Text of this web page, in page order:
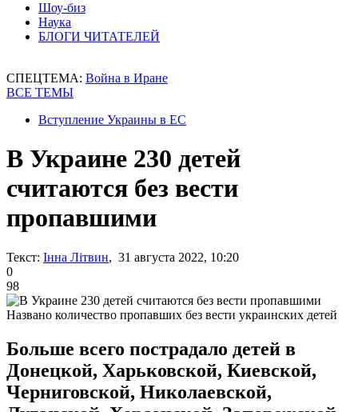
Шоу-биз
Наука
БЛОГИ ЧИТАТЕЛЕЙ
СПЕЦТЕМА: Война в Иране
ВСЕ ТЕМЫ
Вступление Украины в ЕС
В Украине 230 детей
считаются без вести
пропавшими
Текст: Інна Літвин, 31 августа 2022, 10:20
0
98
Названо количество пропавших без вести украинских детей
Больше всего пострадало детей в
Донецкой, Харьковской, Киевской,
Черниговской, Николаевской,